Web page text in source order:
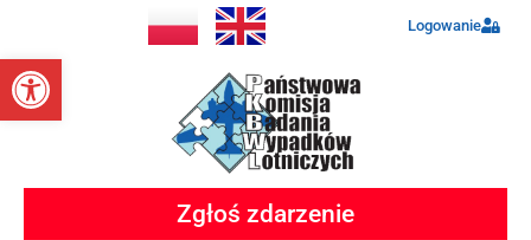
Otwórz pasek narzędzi
Logowanie
Zgłoś zdarzenie